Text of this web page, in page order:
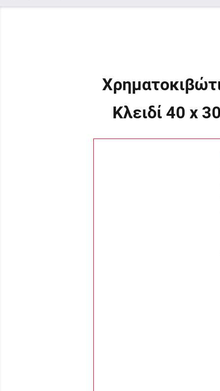
Κλειδί 40 x